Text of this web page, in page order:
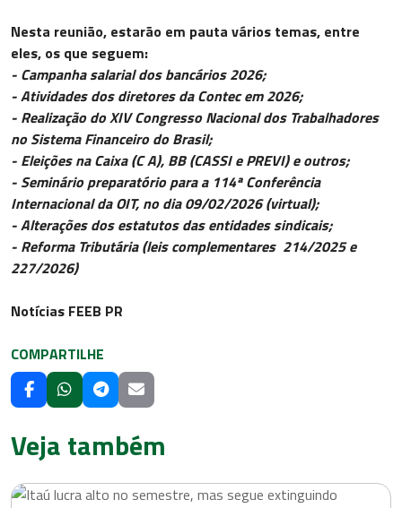
Nesta reunião, estarão em pauta vários temas, entre
eles, os que seguem:
- Campanha salarial dos bancários 2026;
- Atividades dos diretores da Contec em 2026;
- Realização do XIV Congresso Nacional dos Trabalhadores
no Sistema Financeiro do Brasil;
- Eleições na Caixa (C A), BB (CASSI e PREVI) e outros;
- Seminário preparatório para a 114ª Conferência
Internacional da OIT, no dia 09/02/2026 (virtual);
- Alterações dos estatutos das entidades sindicais;
- Reforma Tributária (leis complementares 214/2025 e
227/2026)
Notícias FEEB PR
COMPARTILHE
Veja também